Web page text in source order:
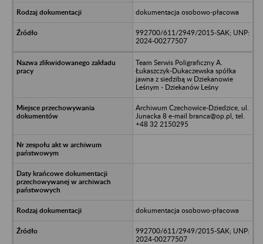
dokumentacja osobowo-płacowa
992700/611/2949/2015-SAK; UNP:
2024-00277507
Team Serwis Poligraficzny A.
Łukaszczyk-Dukaczewska spółka
jawna z siedzibą w Dziekanowie
Leśnym - Dziekanów Leśny
Archiwum Czechowice-Dziedzice, ul.
Junacka 8 e-mail branca@op.pl, tel.
+48 32 2150295
dokumentacja osobowo-płacowa
992700/611/2949/2015-SAK; UNP:
2024-00277507